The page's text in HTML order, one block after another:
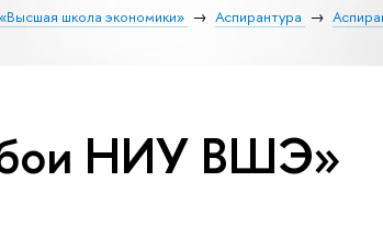
школа экономики» Аспирантура
бои НИУ ВШЭ»